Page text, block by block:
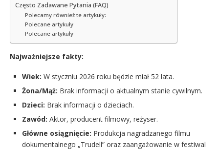
Często Zadawane Pytania (FAQ)
Polecamy również te artykuły:
Polecane artykuły
Polecane artykuły
Najważniejsze fakty:
Wiek: W styczniu 2026 roku będzie miał 52 lata.
Żona/Mąż: Brak informacji o aktualnym stanie cywilnym.
Dzieci: Brak informacji o dzieciach.
Zawód: Aktor, producent filmowy, reżyser.
Główne osiągnięcie: Produkcja nagradzanego filmu
dokumentalnego „Trudell” oraz zaangażowanie w festiwal